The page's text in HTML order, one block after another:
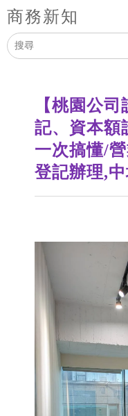
商務新知
【桃園公
記、資本額
一次搞懂/
登記辦理,